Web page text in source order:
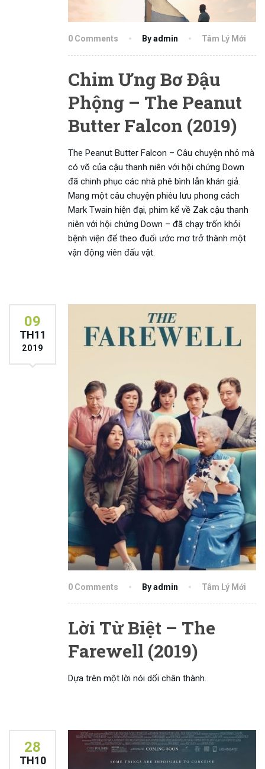
0 Comments By admin Tâm Lý Mới
Chim Ưng Bơ Đậu
Phộng – The Peanut
Butter Falcon (2019)
The Peanut Butter Falcon – Câu chuyện nhỏ mà
có võ của cậu thanh niên với hội chứng Down
đã chinh phục các nhà phê bình lẫn khán giả.
Mang một câu chuyện phiêu lưu phong cách
Mark Twain hiện đại, phim kể về Zak cậu thanh
niên với hội chứng Down – đã chạy trốn khỏi
bệnh viện để theo đuổi ước mơ trở thành một
vận động viên đấu vật.
09
TH11
2019
0 Comments By admin Tâm Lý Mới
Lời Từ Biệt – The
Farewell (2019)
Dựa trên một lời nói dối chân thành.
28
TH10